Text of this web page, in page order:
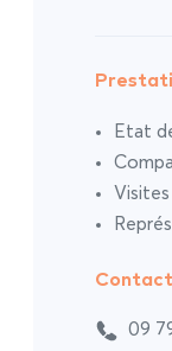
Etat
09